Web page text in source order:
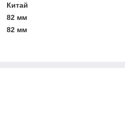
Китай
82 мм
82 мм